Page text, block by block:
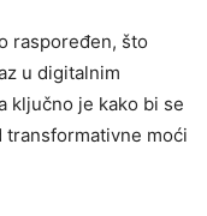
raspoređen, što
u digitalnim
ključno je kako bi se
moći